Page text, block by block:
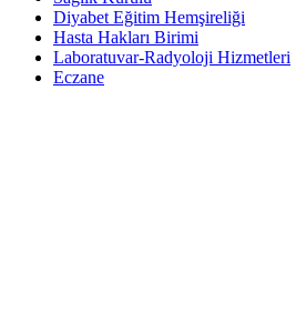
Diyabet Eğitim Hemşireliği
Hasta Hakları Birimi
Laboratuvar-Radyoloji Hizmetleri
Eczane